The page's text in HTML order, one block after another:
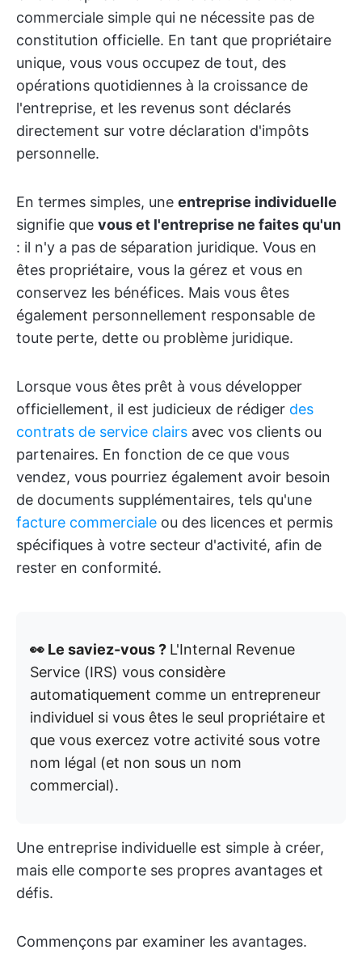
commerciale simple qui ne nécessite pas de
constitution officielle. En tant que propriétaire
unique, vous vous occupez de tout, des
opérations quotidiennes à la croissance de
l'entreprise, et les revenus sont déclarés
directement sur votre déclaration d'impôts
personnelle.
En termes simples, une entreprise individuelle
signifie que vous et l'entreprise ne faites qu'un
: il n'y a pas de séparation juridique. Vous en
êtes propriétaire, vous la gérez et vous en
conservez les bénéfices. Mais vous êtes
également personnellement responsable de
toute perte, dette ou problème juridique.
Lorsque vous êtes prêt à vous développer
officiellement, il est judicieux de rédiger des
contrats de service clairs avec vos clients ou
partenaires. En fonction de ce que vous
vendez, vous pourriez également avoir besoin
de documents supplémentaires, tels qu'une
facture commerciale ou des licences et permis
spécifiques à votre secteur d'activité, afin de
rester en conformité.
👀 Le saviez-vous ? L'Internal Revenue
Service (IRS) vous considère
automatiquement comme un entrepreneur
individuel si vous êtes le seul propriétaire et
que vous exercez votre activité sous votre
nom légal (et non sous un nom
commercial).
Une entreprise individuelle est simple à créer,
mais elle comporte ses propres avantages et
défis.
Commençons par examiner les avantages.